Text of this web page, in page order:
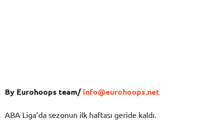
By Eurohoops team/info@eurohoops.net
ABA Liga’da sezonun ilk haftası geride kaldı.